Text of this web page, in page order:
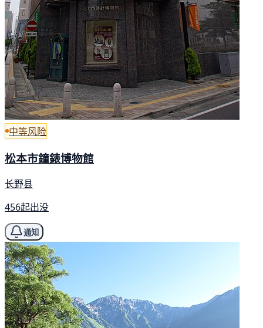
中等风险
松本市鐘錶博物館
长野县
456起出没
通知